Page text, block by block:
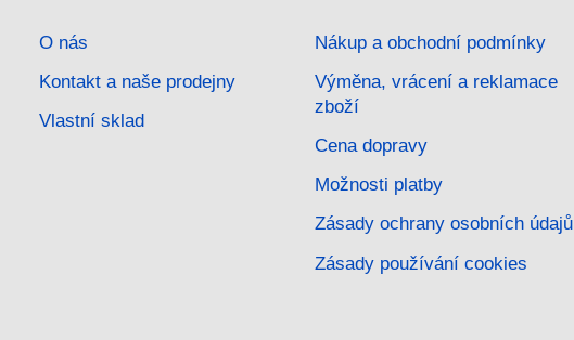
O nás
Kontakt a naše prodejny
Vlastní sklad
Nákup a obchodní podmínky
Výměna, vrácení a reklamace
zboží
Cena dopravy
Možnosti platby
Zásady ochrany osobních údajů
Zásady používání cookies